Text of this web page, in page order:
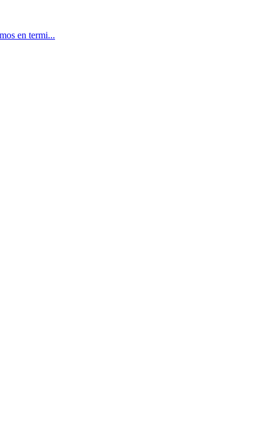
en termi...